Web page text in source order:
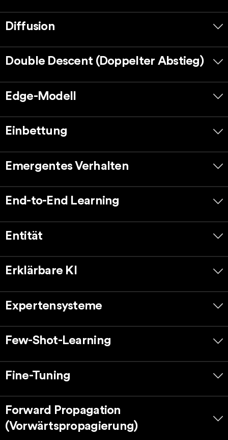
Diffusion
Double Descent (Doppelter Abstieg)
Edge-Modell
Einbettung
Emergentes Verhalten
End-to-End Learning
Entität
Erklärbare KI
Expertensysteme
Few-Shot-Learning
Fine-Tuning
Forward Propagation
(Vorwärtspropagierung)